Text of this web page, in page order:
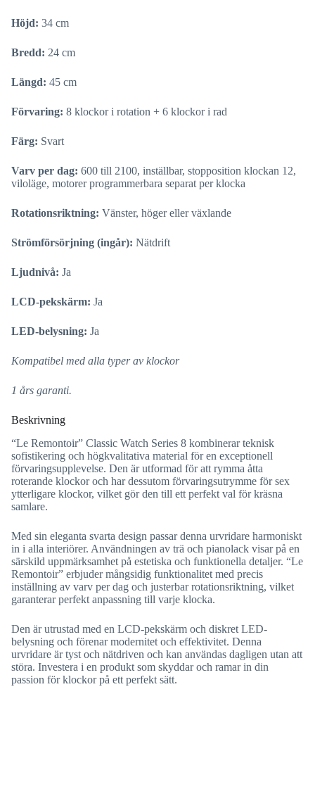
Höjd: 34 cm
Bredd: 24 cm
Längd: 45 cm
Förvaring: 8 klockor i rotation + 6 klockor i rad
Färg: Svart
Varv per dag: 600 till 2100, inställbar, stopposition klockan 12,
viloläge, motorer programmerbara separat per klocka
Rotationsriktning: Vänster, höger eller växlande
Strömförsörjning (ingår): Nätdrift
Ljudnivå: Ja
LCD-pekskärm: Ja
LED-belysning: Ja
Kompatibel med alla typer av klockor
1 års garanti.
Beskrivning
“Le Remontoir” Classic Watch Series 8 kombinerar teknisk
sofistikering och högkvalitativa material för en exceptionell
förvaringsupplevelse. Den är utformad för att rymma åtta
roterande klockor och har dessutom förvaringsutrymme för sex
ytterligare klockor, vilket gör den till ett perfekt val för kräsna
samlare.
Med sin eleganta svarta design passar denna urvridare harmoniskt
in i alla interiörer. Användningen av trä och pianolack visar på en
särskild uppmärksamhet på estetiska och funktionella detaljer. “Le
Remontoir” erbjuder mångsidig funktionalitet med precis
inställning av varv per dag och justerbar rotationsriktning, vilket
garanterar perfekt anpassning till varje klocka.
Den är utrustad med en LCD-pekskärm och diskret LED-
belysning och förenar modernitet och effektivitet. Denna
urvridare är tyst och nätdriven och kan användas dagligen utan att
störa. Investera i en produkt som skyddar och ramar in din
passion för klockor på ett perfekt sätt.